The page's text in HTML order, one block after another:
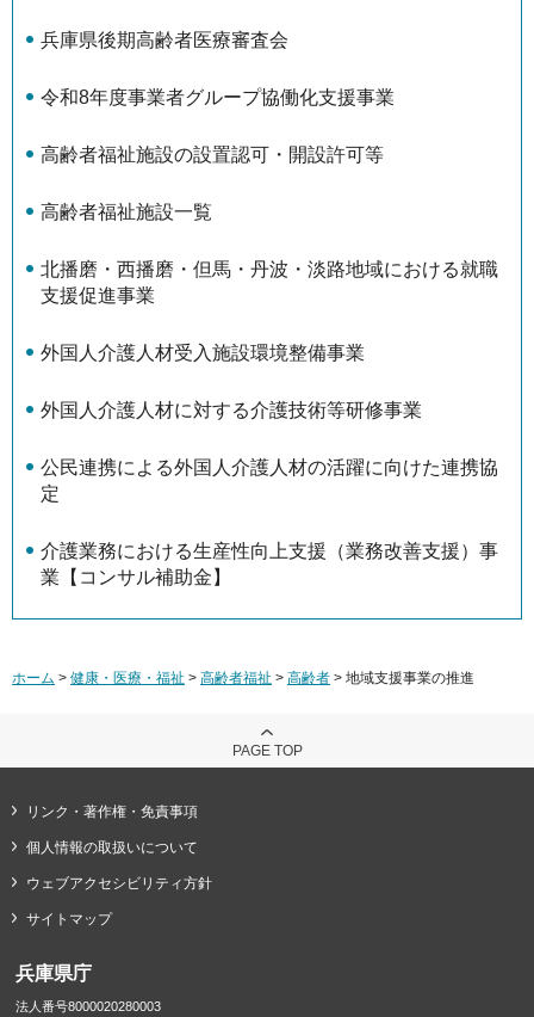
兵庫県後期高齢者医療審査会
令和8年度事業者グループ協働化支援事業
高齢者福祉施設の設置認可・開設許可等
高齢者福祉施設一覧
北播磨・西播磨・但馬・丹波・淡路地域における就職
支援促進事業
外国人介護人材受入施設環境整備事業
外国人介護人材に対する介護技術等研修事業
公民連携による外国人介護人材の活躍に向けた連携協
定
介護業務における生産性向上支援（業務改善支援）事
業【コンサル補助金】
ホーム > 健康・医療・福祉 > 高齢者福祉 > 高齢者 > 地域支援事業の推進
PAGE TOP
リンク・著作権・免責事項
個人情報の取扱いについて
ウェブアクセシビリティ方針
サイトマップ
兵庫県庁
法人番号8000020280003